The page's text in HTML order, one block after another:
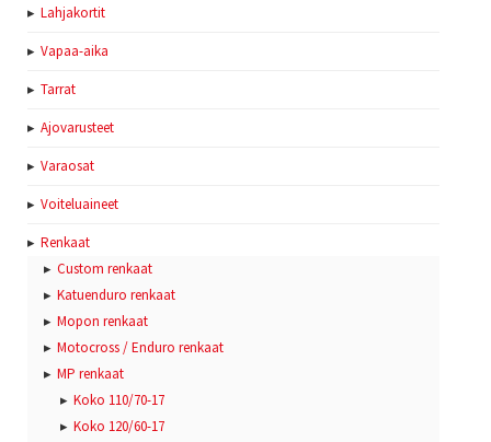
Lahjakortit
Vapaa-aika
Tarrat
Ajovarusteet
Varaosat
Voiteluaineet
Renkaat
Custom renkaat
Katuenduro renkaat
Mopon renkaat
Motocross / Enduro renkaat
MP renkaat
Koko 110/70-17
Koko 120/60-17